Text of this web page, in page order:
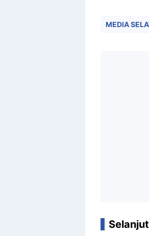
MEDIA